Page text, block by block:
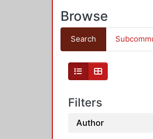
Browse
Search
Filters
Author